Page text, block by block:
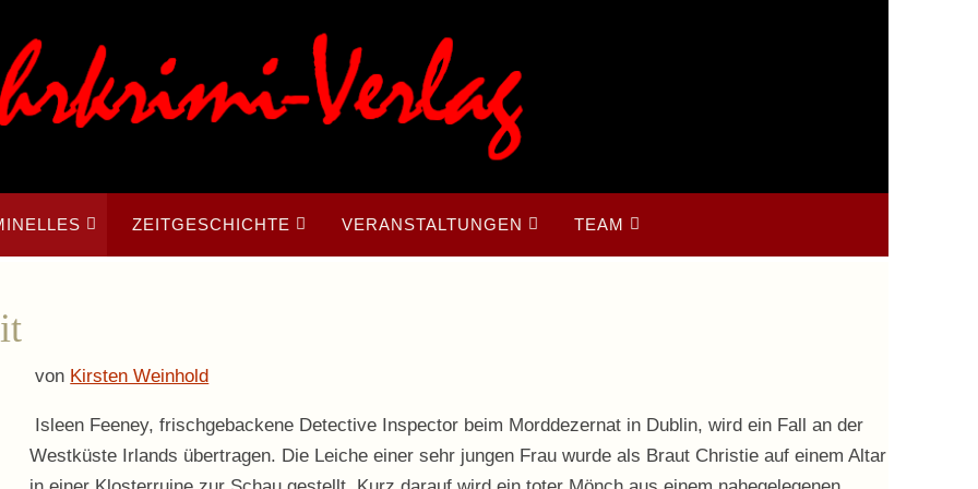
ZEITGESCHICHTE VERANSTALTUNGEN TEAM
von Kirsten Weinhold
Isleen Feeney, frischgebackene Detective Inspector beim Morddezernat in Dublin, wird ein Fall an der
Westküste Irlands übertragen. Die Leiche einer sehr jungen Frau wurde als Braut Christie auf einem Altar